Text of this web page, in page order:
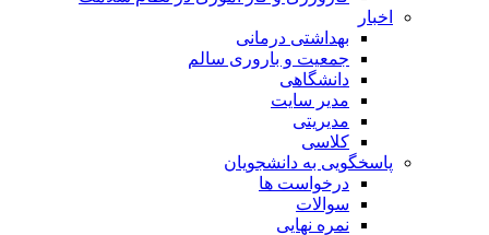
اخبار
بهداشتی درمانی
جمعیت و باروری سالم
دانشگاهی
مدیر سایت
مدیریتی
کلاسی
پاسخگویی به دانشجویان
درخواست ها
سوالات
نمره نهایی